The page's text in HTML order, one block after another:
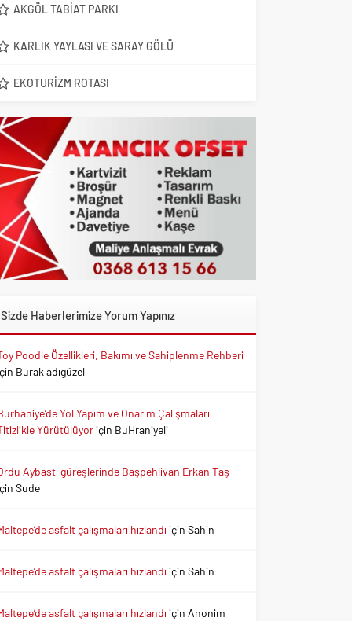
AKGÖL TABIAT PARKI
KARLIK YAYLASI VE SARAY GÖLÜ
EKOTURIZM ROTASI
Sizde Haberlerimize Yorum Yapınız
Poodle Özellikleri, Bakımı ve Sahiplenme Rehberi
Burak adıgüzel
Yol Yapım ve Onarım Çalışmaları
Yürütülüyoriçin BuHraniyeli
Aybastı güreşlerinde Başpehlivan Erkan Taş
Sude
asfalt çalışmaları hızlandı içinSahin
asfalt çalışmaları hızlandı içinSahin
asfalt çalışmaları hızlandı için Anonim